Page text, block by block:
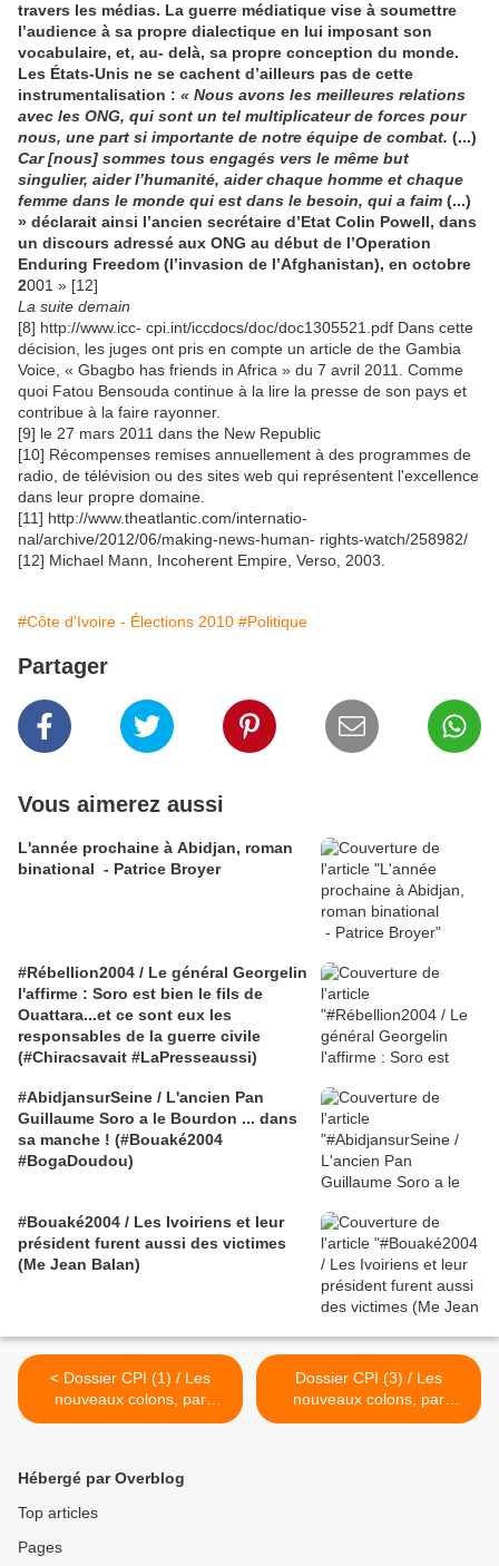
travers les médias. La guerre médiatique vise à soumettre
l’audience à sa propre dialectique en lui imposant son
vocabulaire, et, au- delà, sa propre conception du monde.
Les États-Unis ne se cachent d’ailleurs pas de cette
instrumentalisation : « Nous avons les meilleures relations
avec les ONG, qui sont un tel multiplicateur de forces pour
nous, une part si importante de notre équipe de combat. (...)
Car [nous] sommes tous engagés vers le même but
singulier, aider l’humanité, aider chaque homme et chaque
femme dans le monde qui est dans le besoin, qui a faim (...)
» déclarait ainsi l’ancien secrétaire d’Etat Colin Powell, dans
un discours adressé aux ONG au début de l’Operation
Enduring Freedom (l’invasion de l’Afghanistan), en octobre
2001 » [12]
La suite demain
[8] http://www.icc- cpi.int/iccdocs/doc/doc1305521.pdf Dans cette
décision, les juges ont pris en compte un article de the Gambia
Voice, « Gbagbo has friends in Africa » du 7 avril 2011. Comme
quoi Fatou Bensouda continue à la lire la presse de son pays et
contribue à la faire rayonner.
[9] le 27 mars 2011 dans the New Republic
[10] Récompenses remises annuellement à des programmes de
radio, de télévision ou des sites web qui représentent l'excellence
dans leur propre domaine.
[11] http://www.theatlantic.com/internatio-
nal/archive/2012/06/making-news-human- rights-watch/258982/
[12] Michael Mann, Incoherent Empire, Verso, 2003.
#Côte d'Ivoire - Élections 2010 #Politique
Partager
Vous aimerez aussi
L'année prochaine à Abidjan, roman
binational - Patrice Broyer
#Rébellion2004 / Le général Georgelin
l'affirme : Soro est bien le fils de
Ouattara...et ce sont eux les
responsables de la guerre civile
(#Chiracsavait #LaPresseaussi)
#AbidjansurSeine / L'ancien Pan
Guillaume Soro a le Bourdon ... dans
sa manche ! (#Bouaké2004
#BogaDoudou)
#Bouaké2004 / Les Ivoiriens et leur
président furent aussi des victimes
(Me Jean Balan)
< Dossier CPI (1) / Les
nouveaux colons, par
A.Atchadé
Dossier CPI (3) / Les
nouveaux colons, par
A.Atchadé (Amnesty &
Hébergé par Overblog
Top articles
Pages